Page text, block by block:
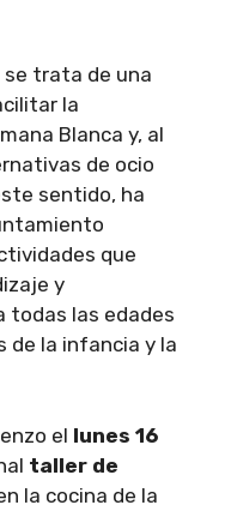
se trata de una
la
Blanca y, al
de ocio
sentido, ha
que
y
todas las edades
de la infancia y la
el lunes 16
taller de
la cocina de la